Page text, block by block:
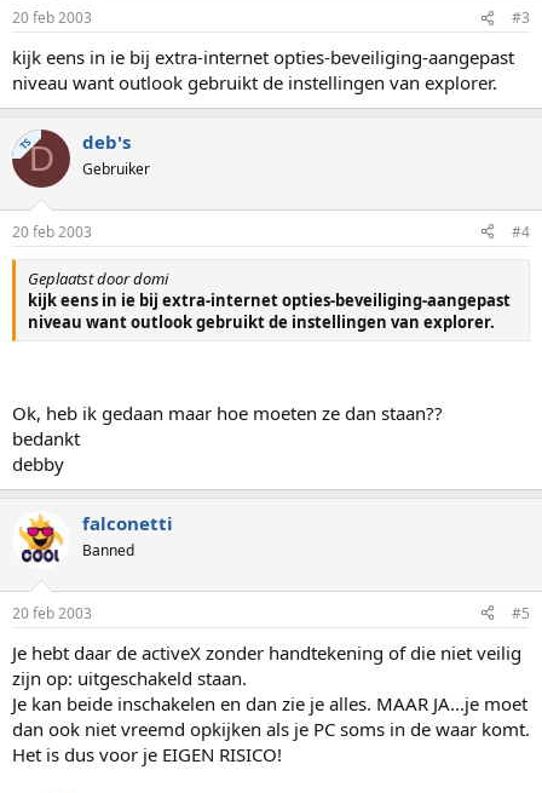
20 feb 2003 #3
kijk eens in ie bij extra-internet opties-beveiliging-aangepast
niveau want outlook gebruikt de instellingen van explorer.
TSD deb's
Gebruiker
20 feb 2003 #4
Geplaatst door domi
kijk eens in ie bij extra-internet opties-beveiliging-aangepast
niveau want outlook gebruikt de instellingen van explorer.
Ok, heb ik gedaan maar hoe moeten ze dan staan??
bedankt
debby
falconetti
Banned
20 feb 2003 #5
Je hebt daar de activeX zonder handtekening of die niet veilig
zijn op: uitgeschakeld staan.
Je kan beide inschakelen en dan zie je alles. MAAR JA...je moet
dan ook niet vreemd opkijken als je PC soms in de waar komt.
Het is dus voor je EIGEN RISICO!